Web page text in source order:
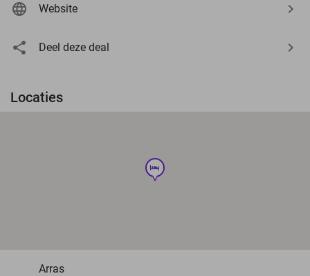
Website
Deel deze deal
Locaties
hotel
Arras